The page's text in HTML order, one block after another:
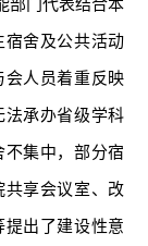
部门代表结合本
宿舍及公共活动
会人员着重反映
法承办省级学科
集中，部分宿
共享会议室、改
提出了建设性意